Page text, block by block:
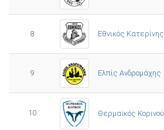
8 Εθνικός Κατερίνης
9 Ελπίς Ανδρομάχης
10 Θερμαϊκός Κορινού